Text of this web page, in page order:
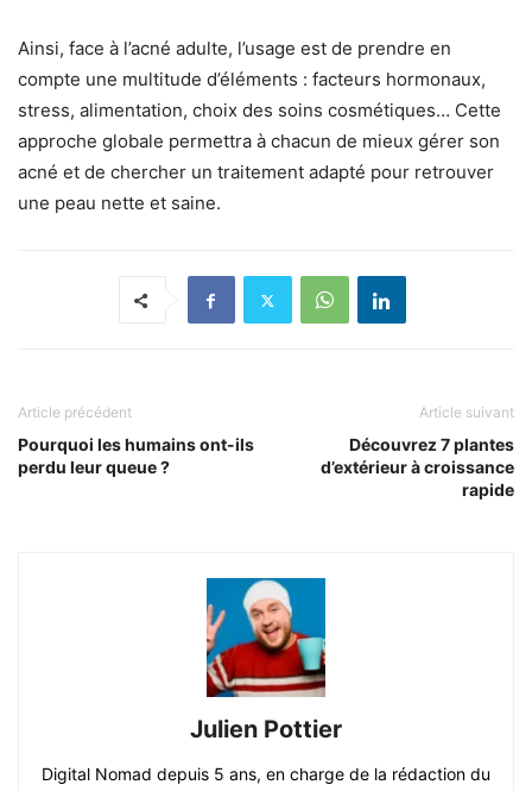
Ainsi, face à l’acné adulte, l’usage est de prendre en
compte une multitude d’éléments : facteurs hormonaux,
stress, alimentation, choix des soins cosmétiques… Cette
approche globale permettra à chacun de mieux gérer son
acné et de chercher un traitement adapté pour retrouver
une peau nette et saine.
Article précédent
Pourquoi les humains ont-ils
perdu leur queue ?
Article suivant
Découvrez 7 plantes
d’extérieur à croissance
rapide
Julien Pottier
Digital Nomad depuis 5 ans, en charge de la rédaction du